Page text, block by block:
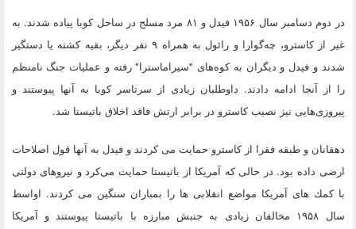
در دوم دسامبر سال ۱۹۵۶ فیدل و ۸۱ مرد مسلح در ساحل كوبا پیاده شدند. به
غیر از كاسترو، چه‌گوارا و رائول به همراه ۹ نفر دیگر، بقیه كشته یا دستگیر
شدند و فیدل و دیگران به كوه‌های "سیراماسترا" رفته و عملیات جنگ نامنظم
را از آنجا ادامه دادند. داوطلبان زیادی از سرتاسر كوبا به آنها پیوستند و
پیروزی‌هایی نیز نصیب كاسترو در برابر ارتش فاقد اخلاق باتیستا شد.
دهقانان و طبقه فقرا از كاسترو حمایت می كردند و فیدل به آنها قول اصلاحات
ارضی داده بود. در حالی كه آمریكا از باتیستا حمایت می‌كرد و نیروهای دولتی
با كمك های آمریكا مواضع انقلابی ها را بمباران سنگین می كردند. اواسط
سال ۱۹۵۸ مخالفان زیادی به جنبش مبارزه با باتیستا پیوستند و آمریكا